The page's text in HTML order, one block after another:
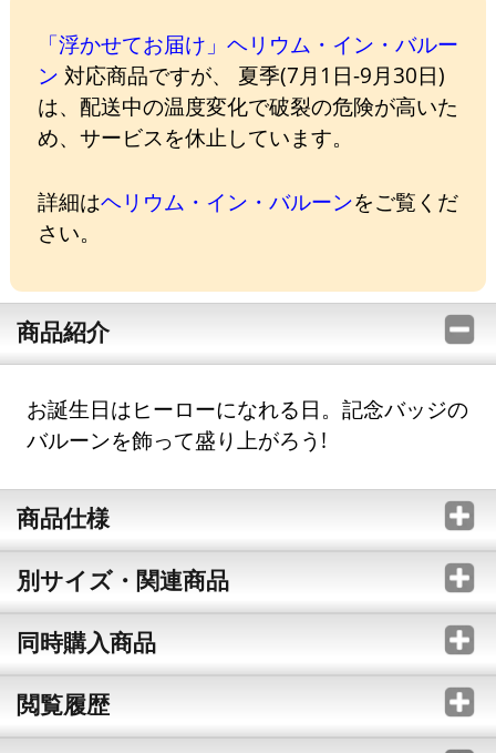
「浮かせてお届け」ヘリウム・イン・バルー
ン 対応商品ですが、 夏季(7月1日-9月30日)
は、配送中の温度変化で破裂の危険が高いた
め、サービスを休止しています。
詳細はヘリウム・イン・バルーンをご覧くだ
さい。
商品紹介
お誕生日はヒーローになれる日。記念バッジの
バルーンを飾って盛り上がろう!
商品仕様
別サイズ・関連商品
同時購入商品
閲覧履歴